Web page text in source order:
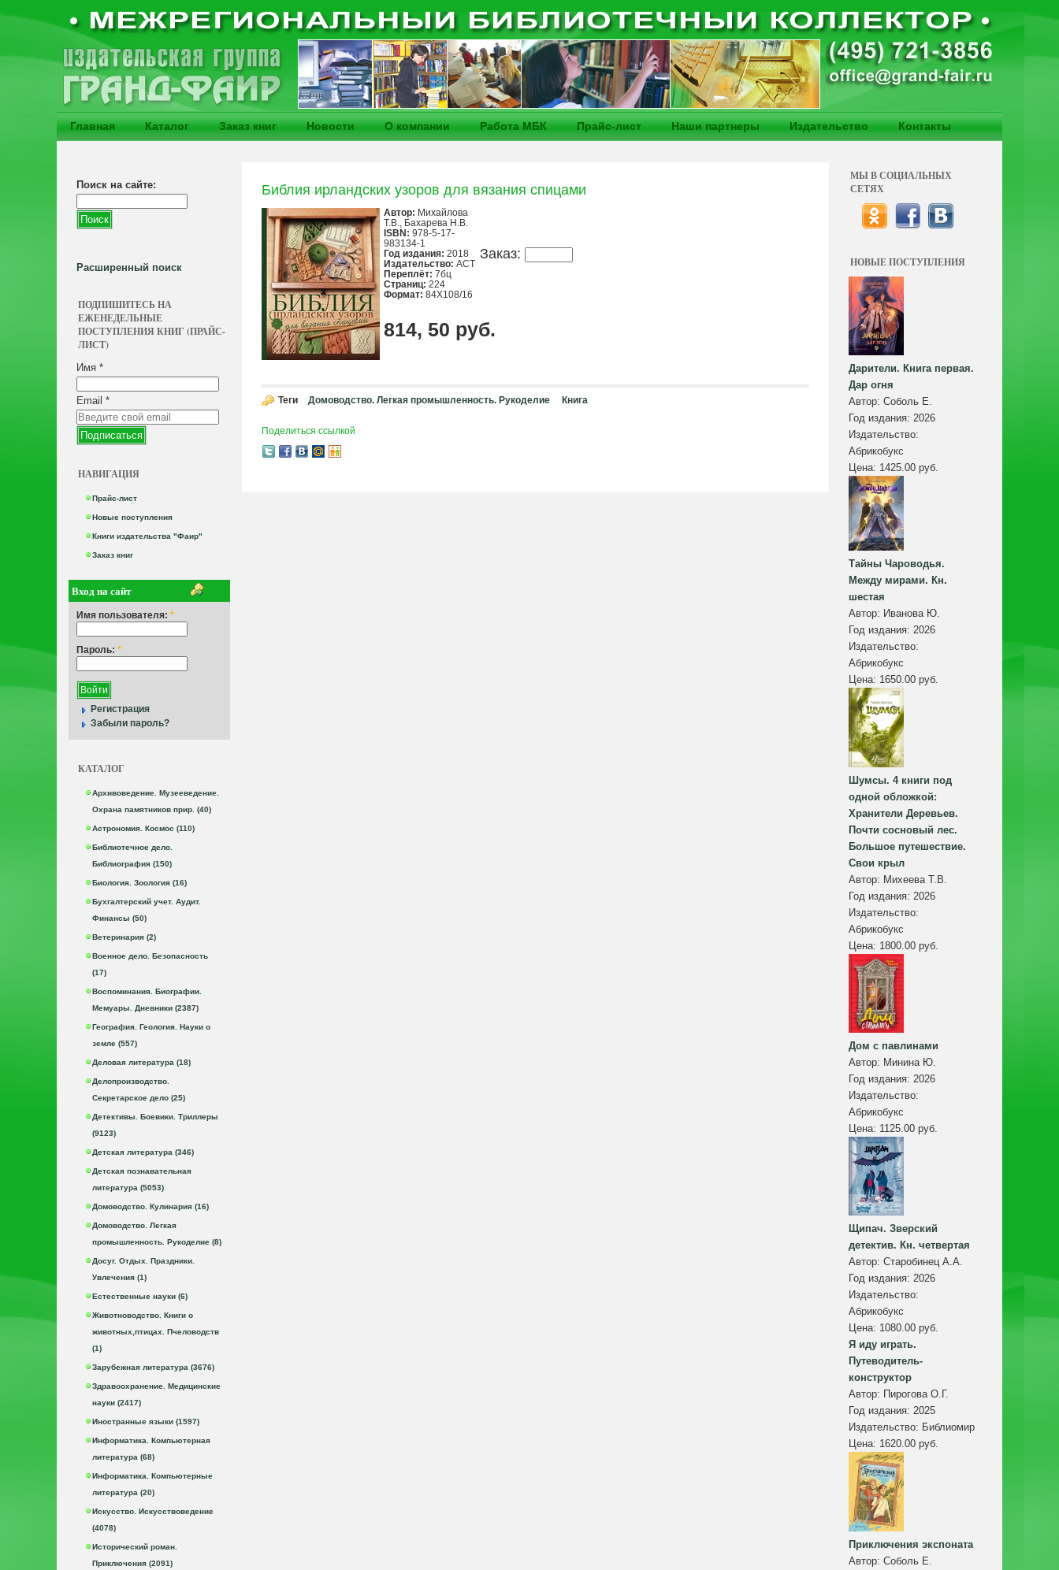
Главная Каталог Заказ книг Новости О компании Работа МБК Прайс-лист Наши партнеры Издательство Контакты
Поиск на сайте:
Расширенный поиск
ПОДПИШИТЕСЬ НА
ЕЖЕНЕДЕЛЬНЫЕ
ПОСТУПЛЕНИЯ КНИГ (ПРАЙС-
ЛИСТ)
Имя *
Email *
НАВИГАЦИЯ
Прайс-лист
Новые поступления
Книги издательства "Фаир"
Заказ книг
Вход на сайт
Имя пользователя: *
Пароль: *
Регистрация
Забыли пароль?
КАТАЛОГ
Архивоведение. Музееведение.
Охрана памятников прир. (40)
Астрономия. Космос (110)
Библиотечное дело.
Библиография (150)
Биология. Зоология (16)
Бухгалтерский учет. Аудит.
Финансы (50)
Ветеринария (2)
Военное дело. Безопасность
(17)
Воспоминания. Биографии.
Мемуары. Дневники (2387)
География. Геология. Науки о
земле (557)
Деловая литература (18)
Делопроизводство.
Секретарское дело (25)
Детективы. Боевики. Триллеры
(9123)
Детская литература (346)
Детская познавательная
литература (5053)
Домоводство. Кулинария (16)
Домоводство. Легкая
промышленность. Рукоделие (8)
Досуг. Отдых. Праздники.
Увлечения (1)
Естественные науки (6)
Животноводство. Книги о
животных,птицах. Пчеловодств
(1)
Зарубежная литература (3676)
Здравоохранение. Медицинские
науки (2417)
Иностранные языки (1597)
Информатика. Компьютерная
литература (68)
Информатика. Компьютерные
литература (20)
Искусство. Искусствоведение
(4078)
Исторический роман.
Приключения (2091)
Библия ирландских узоров для вязания спицами
Заказ:
Автор: Михайлова
Т.В., Бахарева Н.В.
ISBN: 978-5-17-
983134-1
Год издания: 2018
Издательство: АСТ
Переплёт: 7бц
Страниц: 224
Формат: 84Х108/16
814, 50 руб.
Теги Домоводство. Легкая промышленность. Рукоделие Книга
Поделиться ссылкой
МЫ В СОЦИАЛЬНЫХ
СЕТЯХ
НОВЫЕ ПОСТУПЛЕНИЯ
Дарители. Книга первая.
Дар огня
Автор: Соболь Е.
Год издания: 2026
Издательство:
Абрикобукс
Цена: 1425.00 руб.
Тайны Чароводья.
Между мирами. Кн.
шестая
Автор: Иванова Ю.
Год издания: 2026
Издательство:
Абрикобукс
Цена: 1650.00 руб.
Шумсы. 4 книги под
одной обложкой:
Хранители Деревьев.
Почти сосновый лес.
Большое путешествие.
Свои крыл
Автор: Михеева Т.В.
Год издания: 2026
Издательство:
Абрикобукс
Цена: 1800.00 руб.
Дом с павлинами
Автор: Минина Ю.
Год издания: 2026
Издательство:
Абрикобукс
Цена: 1125.00 руб.
Щипач. Зверский
детектив. Кн. четвертая
Автор: Старобинец А.А.
Год издания: 2026
Издательство:
Абрикобукс
Цена: 1080.00 руб.
Я иду играть.
Путеводитель-
конструктор
Автор: Пирогова О.Г.
Год издания: 2025
Издательство: Библиомир
Цена: 1620.00 руб.
Приключения экспоната
Автор: Соболь Е.